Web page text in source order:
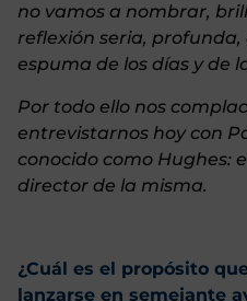
no vamos a nombrar,
reflexión seria,
espuma de los días y de
Por todo ello nos
entrevistarnos hoy con
conocido como Hughes:
director de la misma.
¿Cuál es el propósito
lanzarse en semejante